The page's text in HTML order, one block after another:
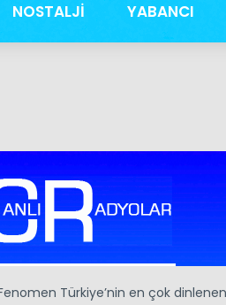
NOSTALJİ YABANCI
Türkiye’nin en çok